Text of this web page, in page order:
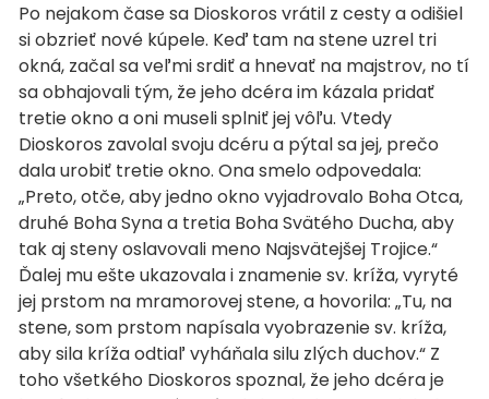
Po nejakom čase sa Dioskoros vrátil z cesty a odišiel
si obzrieť nové kúpele. Keď tam na stene uzrel tri
okná, začal sa veľmi srdiť a hnevať na majstrov, no tí
sa obhajovali tým, že jeho dcéra im kázala pridať
tretie okno a oni museli splniť jej vôľu. Vtedy
Dioskoros zavolal svoju dcéru a pýtal sa jej, prečo
dala urobiť tretie okno. Ona smelo odpovedala:
„Preto, otče, aby jedno okno vyjadrovalo Boha Otca,
druhé Boha Syna a tretia Boha Svätého Ducha, aby
tak aj steny oslavovali meno Najsvätejšej Trojice.“
Ďalej mu ešte ukazovala i znamenie sv. kríža, vyryté
jej prstom na mramorovej stene, a hovorila: „Tu, na
stene, som prstom napísala vyobrazenie sv. kríža,
aby sila kríža odtiaľ vyháňala silu zlých duchov.“ Z
toho všetkého Dioskoros spoznal, že jeho dcéra je